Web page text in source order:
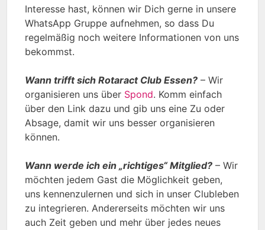
Interesse hast, können wir Dich gerne in unsere
WhatsApp Gruppe aufnehmen, so dass Du
regelmäßig noch weitere Informationen von uns
bekommst.
Wann trifft sich Rotaract Club Essen? – Wir
organisieren uns über Spond. Komm einfach
über den Link dazu und gib uns eine Zu oder
Absage, damit wir uns besser organisieren
können.
Wann werde ich ein „richtiges“ Mitglied? – Wir
möchten jedem Gast die Möglichkeit geben,
uns kennenzulernen und sich in unser Clubleben
zu integrieren. Andererseits möchten wir uns
auch Zeit geben und mehr über jedes neues